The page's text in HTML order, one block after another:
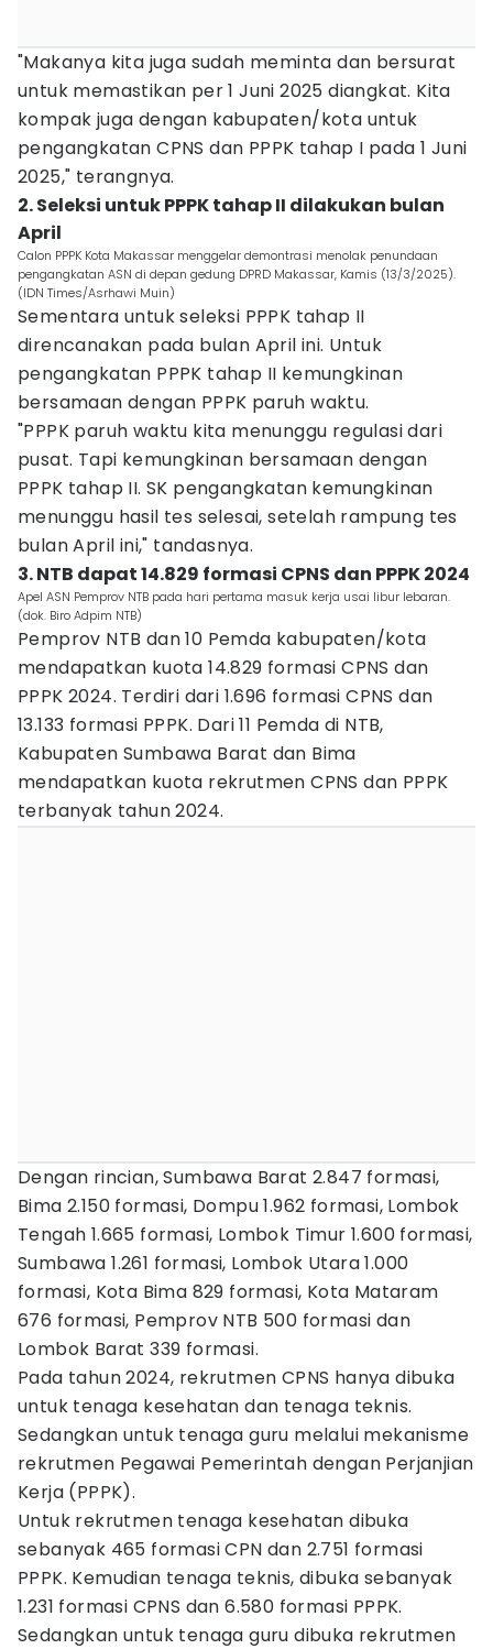
"Makanya kita juga sudah meminta dan bersurat
untuk memastikan per 1 Juni 2025 diangkat. Kita
kompak juga dengan kabupaten/kota untuk
pengangkatan CPNS dan PPPK tahap I pada 1 Juni
2025," terangnya.
2. Seleksi untuk PPPK tahap II dilakukan bulan
April
Calon PPPK Kota Makassar menggelar demontrasi menolak penundaan
pengangkatan ASN di depan gedung DPRD Makassar, Kamis (13/3/2025).
(IDN Times/Asrhawi Muin)
Sementara untuk seleksi PPPK tahap II
direncanakan pada bulan April ini. Untuk
pengangkatan PPPK tahap II kemungkinan
bersamaan dengan PPPK paruh waktu.
"PPPK paruh waktu kita menunggu regulasi dari
pusat. Tapi kemungkinan bersamaan dengan
PPPK tahap II. SK pengangkatan kemungkinan
menunggu hasil tes selesai, setelah rampung tes
bulan April ini," tandasnya.
3. NTB dapat 14.829 formasi CPNS dan PPPK 2024
Apel ASN Pemprov NTB pada hari pertama masuk kerja usai libur lebaran.
(dok. Biro Adpim NTB)
Pemprov NTB dan 10 Pemda kabupaten/kota
mendapatkan kuota 14.829 formasi CPNS dan
PPPK 2024. Terdiri dari 1.696 formasi CPNS dan
13.133 formasi PPPK. Dari 11 Pemda di NTB,
Kabupaten Sumbawa Barat dan Bima
mendapatkan kuota rekrutmen CPNS dan PPPK
terbanyak tahun 2024.
Dengan rincian, Sumbawa Barat 2.847 formasi,
Bima 2.150 formasi, Dompu 1.962 formasi, Lombok
Tengah 1.665 formasi, Lombok Timur 1.600 formasi,
Sumbawa 1.261 formasi, Lombok Utara 1.000
formasi, Kota Bima 829 formasi, Kota Mataram
676 formasi, Pemprov NTB 500 formasi dan
Lombok Barat 339 formasi.
Pada tahun 2024, rekrutmen CPNS hanya dibuka
untuk tenaga kesehatan dan tenaga teknis.
Sedangkan untuk tenaga guru melalui mekanisme
rekrutmen Pegawai Pemerintah dengan Perjanjian
Kerja (PPPK).
Untuk rekrutmen tenaga kesehatan dibuka
sebanyak 465 formasi CPN dan 2.751 formasi
PPPK. Kemudian tenaga teknis, dibuka sebanyak
1.231 formasi CPNS dan 6.580 formasi PPPK.
Sedangkan untuk tenaga guru dibuka rekrutmen